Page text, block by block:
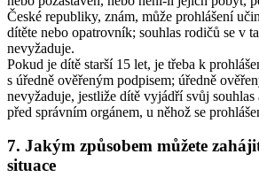
České republiky, znám, může prohlášení
dítěte nebo opatrovník; souhlas rodičů se v
nevyžaduje.
Pokud je dítě starší 15 let, je třeba k
s úředně ověřeným podpisem; úředně
nevyžaduje, jestliže dítě vyjádří svůj souhlas
před správním orgánem, u něhož se
7. Jakým způsobem můžete
situace